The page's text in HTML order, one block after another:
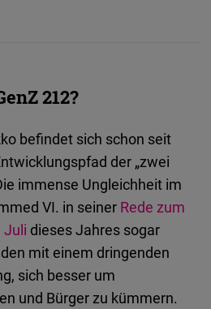
212?
befindet sich schon seit
der „zwei
immense Ungleichheit im
VI. in seiner Rede zum
Juli dieses Jahres sogar
mit einem dringenden
sich besser um
und Bürger zu kümmern.